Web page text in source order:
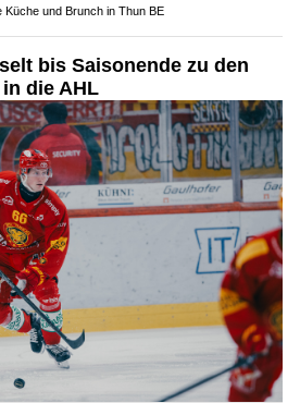
und Brunch in Thun BE
bis Saisonende zu den
die AHL